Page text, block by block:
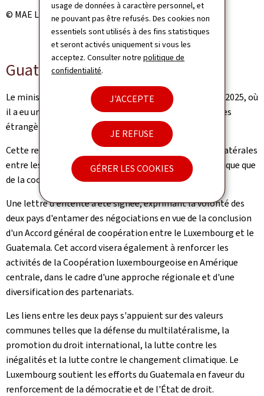
usage de données à caractère personnel, et
ne pouvant pas être refusés. Des cookies non
essentiels sont utilisés à des fins statistiques
et seront activés uniquement si vous les
acceptez. Consulter notrepolitique de
confidentialité.
J'ACCEPTE
JE REFUSE
GÉRER LES COOKIES
© MAE Luxembourg
Guatemala
Le ministre Bettel était au Guatemala le 12 novembre 2025, où
il a eu une réunion de travail avec le ministre des Affaires
étrangères du Guatemala, Carlos Ramiro Martínez.
Cette rencontre a permis de renforcer les relations bilatérales
entre les deux pays, tant sur le plan politique, économique que
de la coopération au développement.
Une lettre d'entente a été signée, exprimant la volonté des
deux pays d'entamer des négociations en vue de la conclusion
d'un Accord général de coopération entre le Luxembourg et le
Guatemala. Cet accord visera également à renforcer les
activités de la Coopération luxembourgeoise en Amérique
centrale, dans le cadre d'une approche régionale et d'une
diversification des partenariats.
Les liens entre les deux pays s'appuient sur des valeurs
communes telles que la défense du multilatéralisme, la
promotion du droit international, la lutte contre les
inégalités et la lutte contre le changement climatique. Le
Luxembourg soutient les efforts du Guatemala en faveur du
renforcement de la démocratie et de l'État de droit.